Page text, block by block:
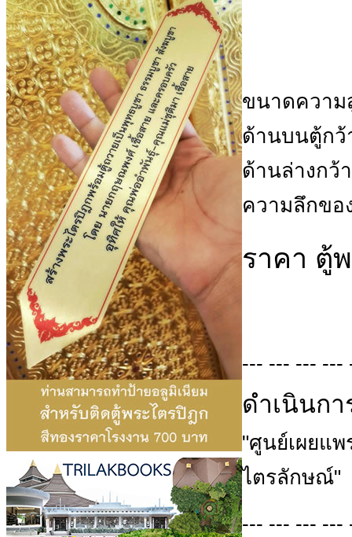
ขนาดความ
ด้านบนตู้กว้
ด้านล่างกว้
ความลึกขอ
ราคา ตู้
--- --- --- ---
ดำเนินก
"ศูนย์เผยแ
ไตรลักษณ์"
--- --- --- ---